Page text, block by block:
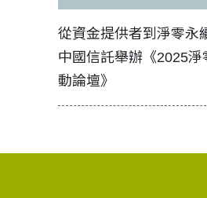
從資金提供者到淨零永
中國信託舉辦《2025
動論壇》